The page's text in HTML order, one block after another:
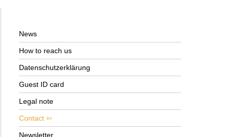
News
How to reach us
Datenschutzerklärung
Guest ID card
Legal note
Contact
Newsletter